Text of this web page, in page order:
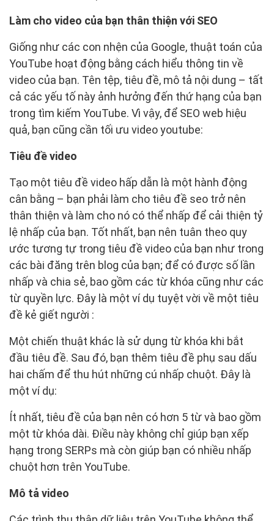
Làm cho video của bạn thân thiện với SEO
Giống như các con nhện của Google, thuật toán của
YouTube hoạt động bằng cách hiểu thông tin về
video của bạn. Tên tệp, tiêu đề, mô tả nội dung – tất
cả các yếu tố này ảnh hưởng đến thứ hạng của bạn
trong tìm kiếm YouTube. Vì vậy, để SEO web hiệu
quả, bạn cũng cần tối ưu video youtube:
Tiêu đề video
Tạo một tiêu đề video hấp dẫn là một hành động
cân bằng – bạn phải làm cho tiêu đề seo trở nên
thân thiện và làm cho nó có thể nhấp để cải thiện tỷ
lệ nhấp của bạn. Tốt nhất, bạn nên tuân theo quy
ước tương tự trong tiêu đề video của bạn như trong
các bài đăng trên blog của bạn; để có được số lần
nhấp và chia sẻ, bao gồm các từ khóa cũng như các
từ quyền lực. Đây là một ví dụ tuyệt vời về một tiêu
đề kẻ giết người :
Một chiến thuật khác là sử dụng từ khóa khi bắt
đầu tiêu đề. Sau đó, bạn thêm tiêu đề phụ sau dấu
hai chấm để thu hút những cú nhấp chuột. Đây là
một ví dụ:
Ít nhất, tiêu đề của bạn nên có hơn 5 từ và bao gồm
một từ khóa dài. Điều này không chỉ giúp bạn xếp
hạng trong SERPs mà còn giúp bạn có nhiều nhấp
chuột hơn trên YouTube.
Mô tả video